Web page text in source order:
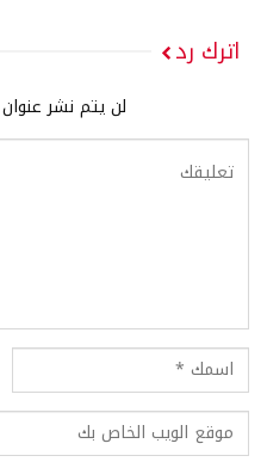
اترك رد
لن يتم نشر